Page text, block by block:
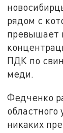
рядом с
превышает
ПДК по
меди.
Федченко
областного
никаких